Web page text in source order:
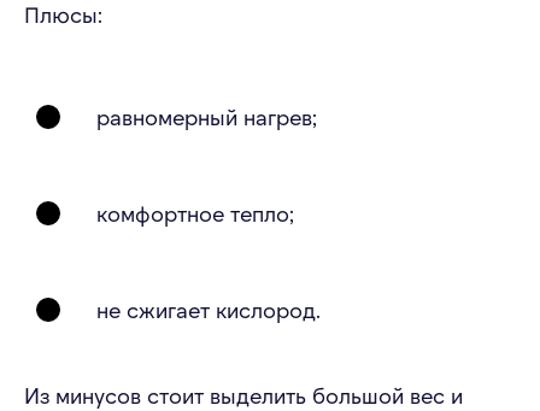
Плюсы:
равномерный нагрев;
комфортное тепло;
не сжигает кислород.
Из минусов стоит выделить большой вес и